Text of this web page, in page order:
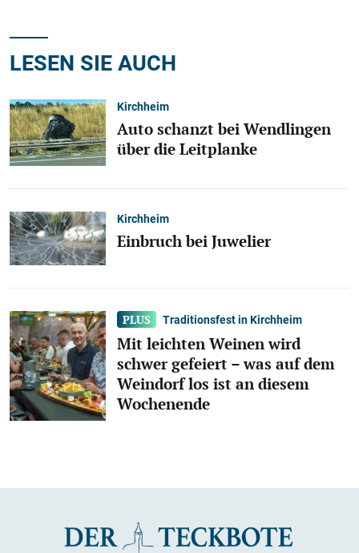
LESEN SIE AUCH
Kirchheim
Auto schanzt bei Wendlingen
über die Leitplanke
Kirchheim
Einbruch bei Juwelier
Traditionsfest in Kirchheim
Mit leichten Weinen wird
schwer gefeiert – was auf dem
Weindorf los ist an diesem
Wochenende